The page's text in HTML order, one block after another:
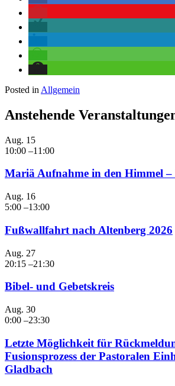
Posted in Allgemein
Anstehende
Aug. 15
10:00 –11:00
Mariä Aufnahme in den Himmel –
Aug. 16
5:00 –13:00
Fußwallfahrt nach Altenberg 2026
Aug. 27
20:15 –21:30
Bibel- und Gebetskreis
Aug. 30
0:00 –23:30
Letzte Möglichkeit für
Fusionsprozess der Pastoralen
Gladbach